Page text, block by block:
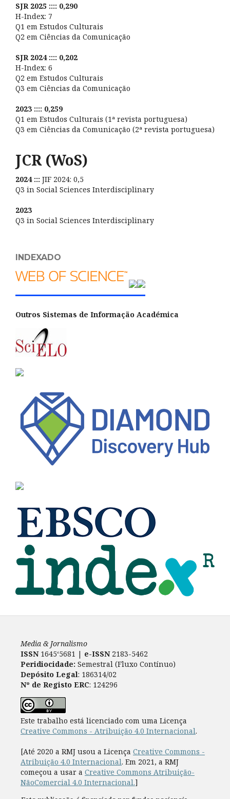
SJR 2025 :::: 0,290
H-Index: 7
Q1 em Estudos Culturais
Q2 em Ciências da Comunicação
SJR 2024 :::: 0,202
H-Index: 6
Q2 em Estudos Culturais
Q3 em Ciências da Comunicação
2023 :::: 0,259
Q1 em Estudos Culturais (1ª revista portuguesa)
Q3 em Ciências da Comunicação (2ª revista portuguesa)
JCR (WoS)
2024 ::: JIF 2024: 0,5
Q3 in Social Sciences Interdisciplinary
2023
Q3 in Social Sciences Interdisciplinary
INDEXADO
Outros Sistemas de Informação Académica
Media & Jornalismo
ISSN 1645‘5681 | e-ISSN2183-5462
Peridiocidade: Semestral (Fluxo Contínuo)
Depósito Legal: 186314/02
Nº de Registo ERC: 124296
Este trabalho está licenciado com uma Licença
Creative Commons - Atribuição 4.0 Internacional.
[Até 2020 a RMJ usou a Licença Creative Commons -
Atribuição 4.0 Internacional. Em 2021, a RMJ
começou a usar a Creative Commons Atribuição-
NãoComercial 4.0 Internacional.]